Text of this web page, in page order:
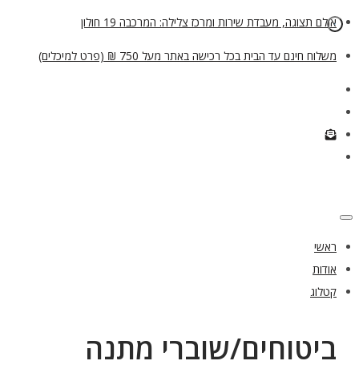
אולם תצוגה, מעבדת שירות ומרכז צלילה: המרכבה 19 חולון
משלוח חינם עד הבית בכל רכישה באתר מעל 750 ₪ (פרט למיכלים)
ראשי
אודות
קטלוג
ביטוחים/שוברי מתנה